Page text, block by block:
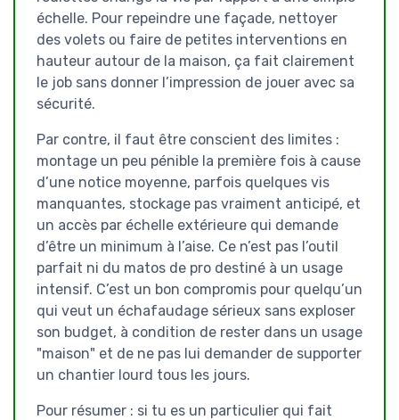
échelle. Pour repeindre une façade, nettoyer
des volets ou faire de petites interventions en
hauteur autour de la maison, ça fait clairement
le job sans donner l’impression de jouer avec sa
sécurité.
Par contre, il faut être conscient des limites :
montage un peu pénible la première fois à cause
d’une notice moyenne, parfois quelques vis
manquantes, stockage pas vraiment anticipé, et
un accès par échelle extérieure qui demande
d’être un minimum à l’aise. Ce n’est pas l’outil
parfait ni du matos de pro destiné à un usage
intensif. C’est un bon compromis pour quelqu’un
qui veut un échafaudage sérieux sans exploser
son budget, à condition de rester dans un usage
"maison" et de ne pas lui demander de supporter
un chantier lourd tous les jours.
Pour résumer : si tu es un particulier qui fait